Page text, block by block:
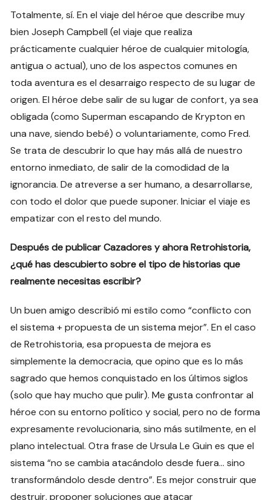
Totalmente, sí. En el viaje del héroe que describe muy
bien Joseph Campbell (el viaje que realiza
prácticamente cualquier héroe de cualquier mitología,
antigua o actual), uno de los aspectos comunes en
toda aventura es el desarraigo respecto de su lugar de
origen. El héroe debe salir de su lugar de confort, ya sea
obligada (como Superman escapando de Krypton en
una nave, siendo bebé) o voluntariamente, como Fred.
Se trata de descubrir lo que hay más allá de nuestro
entorno inmediato, de salir de la comodidad de la
ignorancia. De atreverse a ser humano, a desarrollarse,
con todo el dolor que puede suponer. Iniciar el viaje es
empatizar con el resto del mundo.
Después de publicar Cazadores y ahora Retrohistoria,
¿qué has descubierto sobre el tipo de historias que
realmente necesitas escribir?
Un buen amigo describió mi estilo como “conflicto con
el sistema + propuesta de un sistema mejor”. En el caso
de Retrohistoria, esa propuesta de mejora es
simplemente la democracia, que opino que es lo más
sagrado que hemos conquistado en los últimos siglos
(solo que hay mucho que pulir). Me gusta confrontar al
héroe con su entorno político y social, pero no de forma
expresamente revolucionaria, sino más sutilmente, en el
plano intelectual. Otra frase de Ursula Le Guin es que el
sistema “no se cambia atacándolo desde fuera… sino
transformándolo desde dentro”. Es mejor construir que
destruir, proponer soluciones que atacar